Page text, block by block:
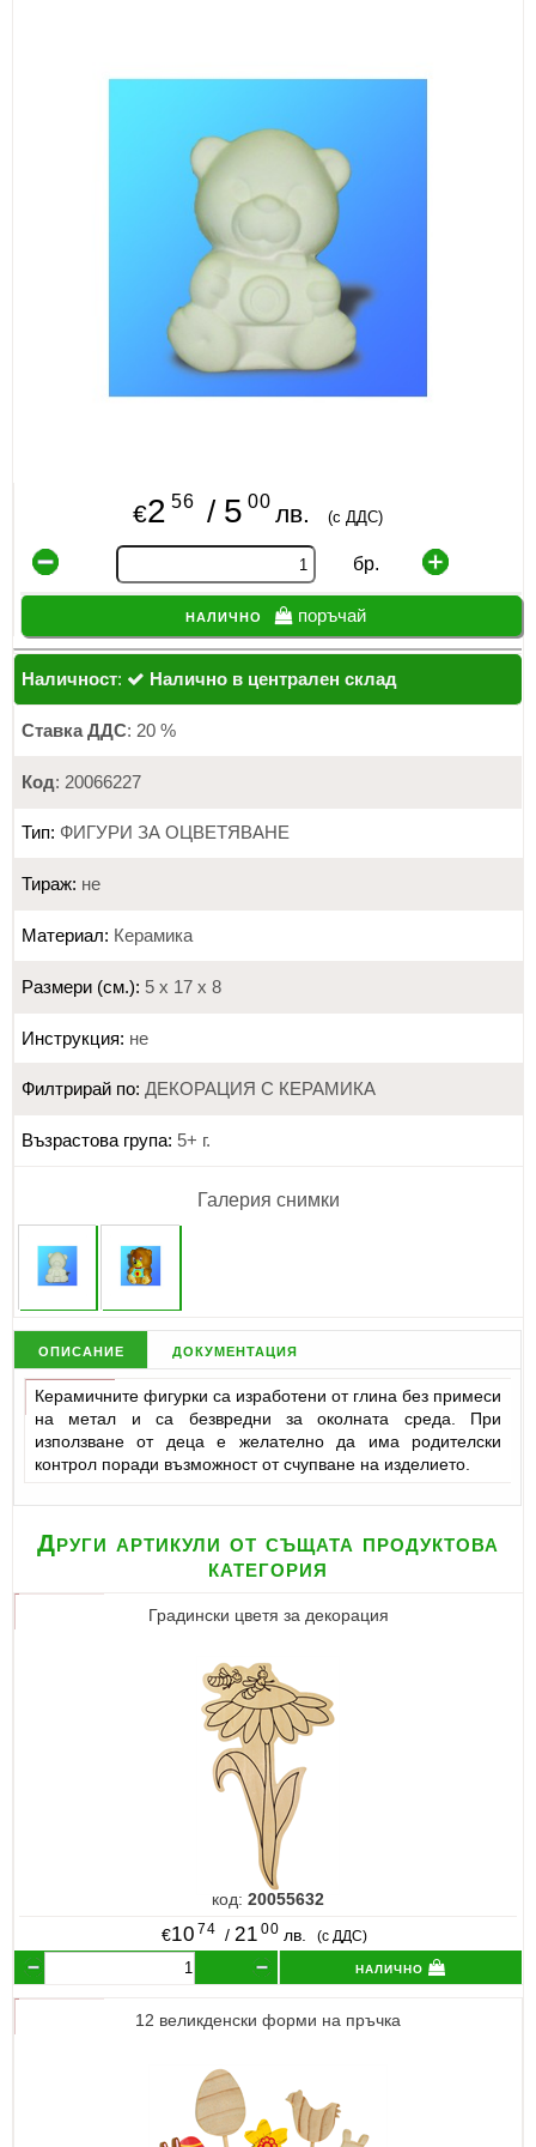
МЕБЕЛИ И ОБОРУДВАНЕ
КАНЦЕЛАРСКИ МАТЕРИАЛИ
КНИГИ И УЧЕБНИЦИ
ПРОМОЦИИ
ИНСТРУМЕНТИ
€2 56 / 5 00 лв. (с ДДС)
бр.
налично поръчай
Наличност: Налично в централен склад
Ставка ДДС: 20 %
Код: 20066227
Тип: ФИГУРИ ЗА ОЦВЕТЯВАНЕ
Тираж: не
Материал: Керамика
Размери (см.): 5 х 17 х 8
Инструкция: не
Филтрирай по: ДЕКОРАЦИЯ C КЕРАМИКА
Възрастова група: 5+ г.
Галерия снимки
описание документация
Керамичните фигурки са изработени от глина без примеси
на метал и са безвредни за околната среда. При
използване от деца е желателно да има родителски
контрол поради възможност от счупване на изделието.
Други артикули от същата продуктова
категория
Градински цветя за декорация
код: 20055632
€10 74 / 21 00 лв. (с ДДС)
налично
12 великденски форми на пръчка